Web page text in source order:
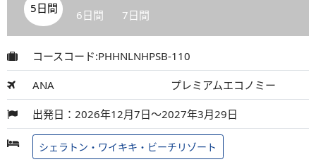
5日間 6日間 7日間
コースコード:PHHNLNHPSB-110
ANA プレミアムエコノミー
出発日：2026年12月7日～2027年3月29日
シェラトン・ワイキキ・ビーチリゾート